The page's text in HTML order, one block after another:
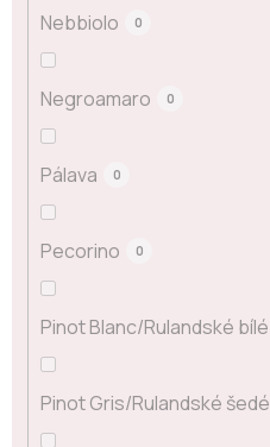
Nebbiolo 0
Negroamaro 0
Pálava 0
Pecorino 0
Pinot Blanc/Rulandské bílé
Pinot Gris/Rulandské šedé